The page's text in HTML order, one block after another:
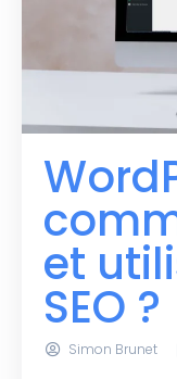
et
SEO ?
Simon Brunet